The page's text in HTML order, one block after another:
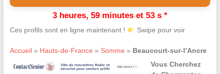
3 heures, 59 minutes et 53 s *
Ces profils sont en ligne maintenant ! Swipe pour voir
Accueil» Hauts-de-France » Somme » Beaucourt-sur-l’Ancre
Vous Cherchez